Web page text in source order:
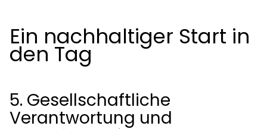
Ein nachhaltiger Start in
den Tag
5. Gesellschaftliche
Verantwortung und